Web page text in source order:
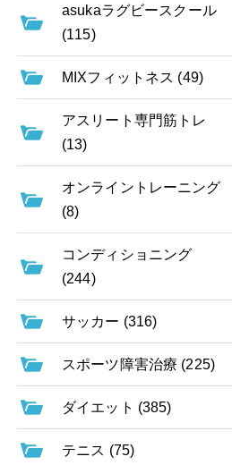
asukaラグビースクール
(115)
MIXフィットネス (49)
アスリート専門筋トレ
(13)
オンライントレーニング
(8)
コンディショニング
(244)
サッカー (316)
スポーツ障害治療 (225)
ダイエット (385)
テニス (75)